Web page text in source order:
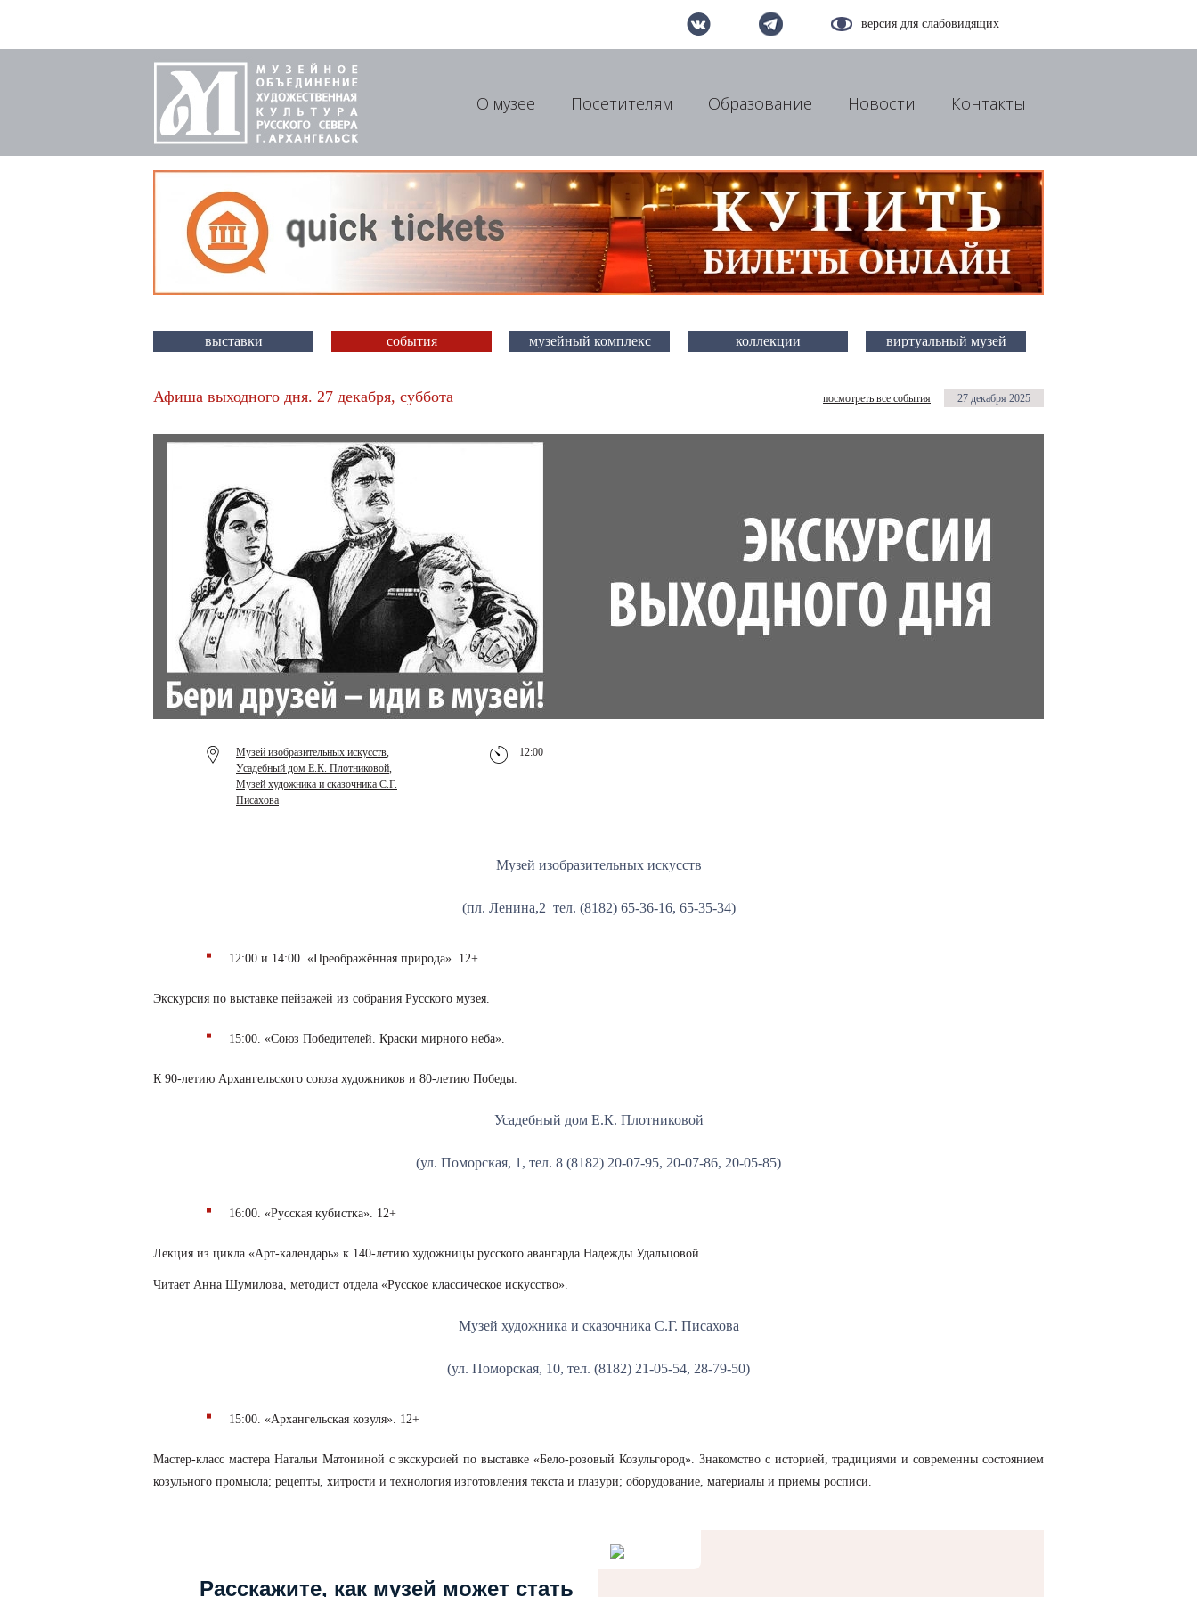
версия для слабовидящих
О музее Посетителям Образование Новости Контакты
выставки события музейный комплекс коллекции виртуальный музей
Афиша выходного дня. 27 декабря, суббота посмотреть все события 27 декабря 2025
Музей изобразительных искусств,
Усадебный дом Е.К. Плотниковой,
Музей художника и сказочника С.Г.
Писахова
12:00
Музей изобразительных искусств
(пл. Ленина,2 тел. (8182) 65-36-16, 65-35-34)
12:00 и 14:00. «Преображённая природа». 12+
Экскурсия по выставке пейзажей из собрания Русского музея.
15:00. «Союз Победителей. Краски мирного неба».
К 90-летию Архангельского союза художников и 80-летию Победы.
Усадебный дом Е.К. Плотниковой
(ул. Поморская, 1, тел. 8 (8182) 20-07-95, 20-07-86, 20-05-85)
16:00. «Русская кубистка». 12+
Лекция из цикла «Арт-календарь» к 140-летию художницы русского авангарда Надежды Удальцовой.
Читает Анна Шумилова, методист отдела «Русское классическое искусство».
Музей художника и сказочника С.Г. Писахова
(ул. Поморская, 10, тел. (8182) 21-05-54, 28-79-50)
15:00. «Архангельская козуля». 12+
Мастер-класс мастера Натальи Матониной с экскурсией по выставке «Бело-розовый Козульгород». Знакомство с историей, традициями и современны состоянием
козульного промысла; рецепты, хитрости и технология изготовления текста и глазури; оборудование, материалы и приемы росписи.
Расскажите, как музей может стать